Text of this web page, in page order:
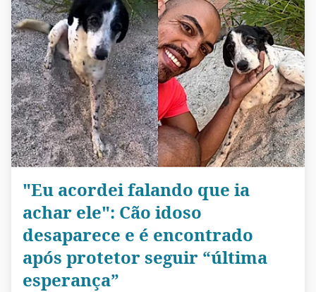
"Eu acordei falando que ia
achar ele": Cão idoso
desaparece e é encontrado
após protetor seguir “última
esperança”